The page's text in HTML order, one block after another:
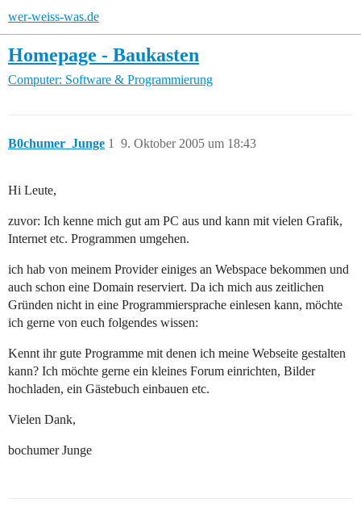
wer-weiss-was.de
Homepage - Baukasten
Computer: Software & Programmierung
B0chumer_Junge 9. Oktober 2005 um 18:43
1
Hi Leute,
zuvor: Ich kenne mich gut am PC aus und kann mit vielen Grafik,
Internet etc. Programmen umgehen.
ich hab von meinem Provider einiges an Webspace bekommen und
auch schon eine Domain reserviert. Da ich mich aus zeitlichen
Gründen nicht in eine Programmiersprache einlesen kann, möchte
ich gerne von euch folgendes wissen:
Kennt ihr gute Programme mit denen ich meine Webseite gestalten
kann? Ich möchte gerne ein kleines Forum einrichten, Bilder
hochladen, ein Gästebuch einbauen etc.
Vielen Dank,
bochumer Junge